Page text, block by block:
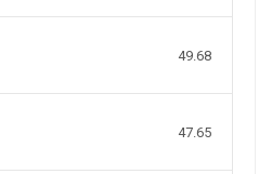
49.68
47.65